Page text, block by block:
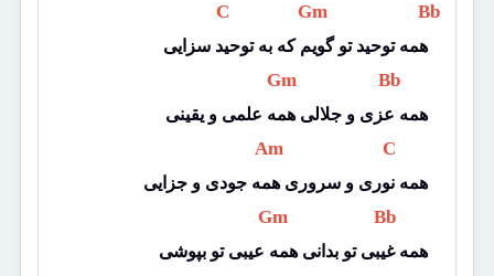
C Gm Bb
همه توحید تو گویم که به توحید سزایی
Gm Bb
همه عزی و جلالی همه علمی و یقینی
Am C
همه نوری و سروری همه جودی و جزایی
Gm Bb
همه غیبی تو بدانی همه عیبی تو بپوشی